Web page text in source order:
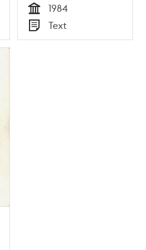
Tid
1984
Typ
Text